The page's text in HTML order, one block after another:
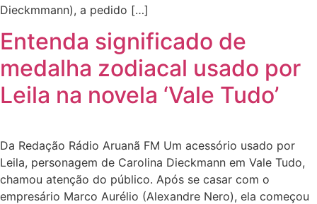
Dieckmmann), a pedido […]
Entenda significado de
medalha zodiacal usado por
Leila na novela ‘Vale Tudo’
Da Redação Rádio Aruanã FM Um acessório usado por
Leila, personagem de Carolina Dieckmann em Vale Tudo,
chamou atenção do público. Após se casar com o
empresário Marco Aurélio (Alexandre Nero), ela começou